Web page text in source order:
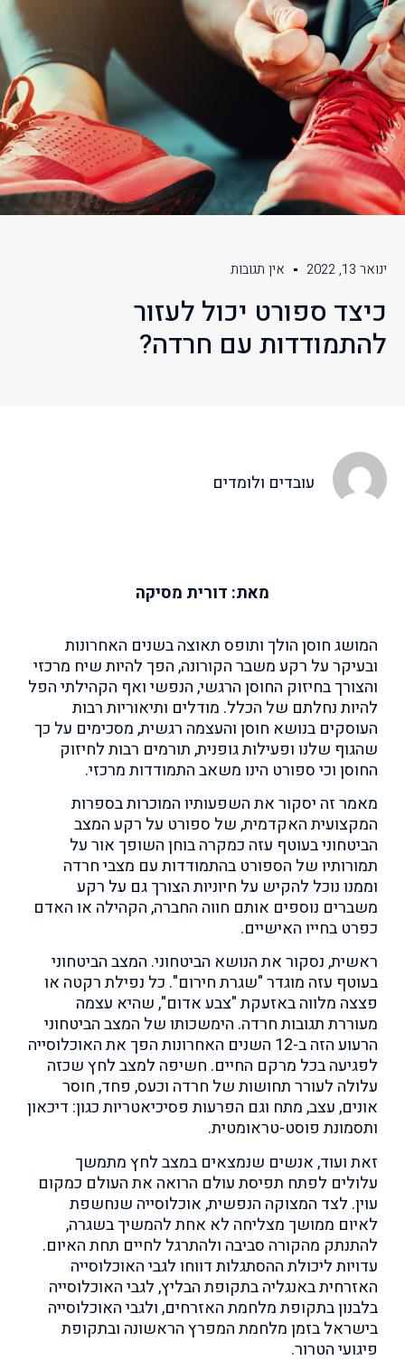
ינואר 13, 2022 אין תגובות
כיצד ספורט יכול לעזור
להתמודדות עם חרדה?
עובדים ולומדים
מאת: דורית מסיקה
המושג חוסן הולך ותופס תאוצה בשנים האחרונות
ובעיקר על רקע משבר הקורונה, הפך להיות שיח מרכזי
והצורך בחיזוק החוסן הרגשי, הנפשי ואף הקהילתי הפל
להיות נחלתם של הכלל. מודלים ותיאוריות רבות
העוסקים בנושא חוסן והעצמה רגשית, מסכימים על כך
שהגוף שלנו ופעילות גופנית, תורמים רבות לחיזוק
החוסן וכי ספורט הינו משאב התמודדות מרכזי.
מאמר זה יסקור את השפעותיו המוכרות בספרות
המקצועית האקדמית, של ספורט על רקע המצב
הביטחוני בעוטף עזה כמקרה בוחן השופך אור על
תמורותיו של הספורט בהתמודדות עם מצבי חרדה
וממנו נוכל להקיש על חיוניות הצורך גם על רקע
משברים נוספים אותם חווה החברה, הקהילה או האדם
כפרט בחייו האישיים.
ראשית, נסקור את הנושא הביטחוני. המצב הביטחוני
בעוטף עזה מוגדר "שגרת חירום". כל נפילת רקטה או
פצצה מלווה באזעקת "צבע אדום", שהיא עצמה
מעוררת תגובות חרדה. הימשכותו של המצב הביטחוני
הרעוע הזה ב-12 השנים האחרונות הפך את האוכלוסייה
לפגיעה בכל מרקם החיים. חשיפה למצב לחץ שכזה
עלולה לעורר תחושות של חרדה וכעס, פחד, חוסר
אונים, עצב, מתח וגם הפרעות פסיכיאטריות כגון: דיכאון
ותסמונת פוסט-טראומטית.
זאת ועוד, אנשים שנמצאים במצב לחץ מתמשך
עלולים לפתח תפיסת עולם הרואה את העולם כמקום
עוין. לצד המצוקה הנפשית, אוכלוסייה שנחשפת
לאיום ממושך מצליחה לא אחת להמשיך בשגרה,
להתנתק מהקורה סביבה ולהתרגל לחיים תחת האיום.
עדויות ליכולת ההסתגלות דווחו לגבי האוכלוסייה
האזרחית באנגליה בתקופת הבליץ, לגבי האוכלוסייה
בלבנון בתקופת מלחמת האזרחים, ולגבי האוכלוסייה
בישראל בזמן מלחמת המפרץ הראשונה ובתקופת
פיגועי הטרור.